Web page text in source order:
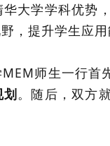
大学学科优势
，提升学生应
师生一行首
划。随后，双方